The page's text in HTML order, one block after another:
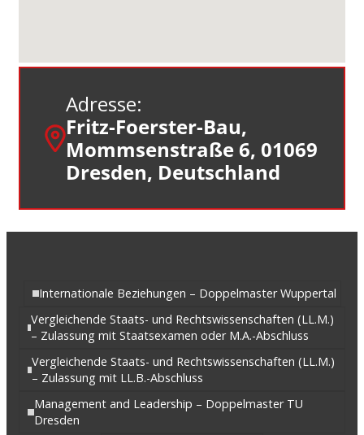
Adresse:
Fritz-Foerster-Bau,
Mommsenstraße 6, 01069
Dresden, Deutschland
Internationale Beziehungen – Doppelmaster Wuppertal
Vergleichende Staats- und Rechtswissenschaften (LL.M.)
– Zulassung mit Staatsexamen oder M.A.-Abschluss
Vergleichende Staats- und Rechtswissenschaften (LL.M.)
– Zulassung mit LL.B.-Abschluss
Management and Leadership – Doppelmaster TU
Dresden